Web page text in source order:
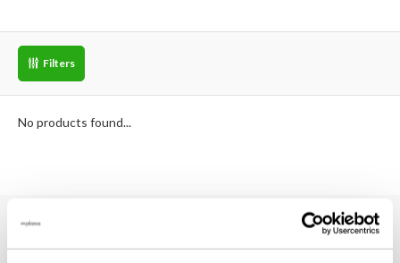
Filters
No products found...
TrustPilot, Google
Reviews: What our customers